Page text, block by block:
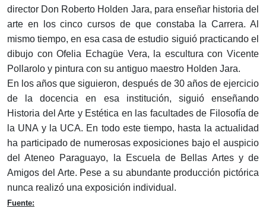
director Don Roberto Holden Jara, para enseñar historia del
arte en los cinco cursos de que constaba la Carrera. Al
mismo tiempo, en esa casa de estudio siguió practicando el
dibujo con Ofelia Echagüe Vera, la escultura con Vicente
Pollarolo y pintura con su antiguo maestro Holden Jara.
En los años que siguieron, después de 30 años de ejercicio
de la docencia en esa institución, siguió enseñando
Historia del Arte y Estética en las facultades de Filosofía de
la UNA y la UCA. En todo este tiempo, hasta la actualidad
ha participado de numerosas exposiciones bajo el auspicio
del Ateneo Paraguayo, la Escuela de Bellas Artes y de
Amigos del Arte. Pese a su abundante producción pictórica
nunca realizó una exposición individual.
Fuente: